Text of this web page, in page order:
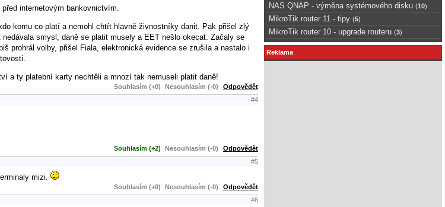
internetovým bankovnictvím.
komu co platí a nemohl chtít hlavně živnostníky danit. Pak přišel zlý
smysl, daně se platit musely a EET nešlo okecat. Začaly se
prohrál volby, přišel Fiala, elektronická evidence se zrušila a nastalo i
a ty platební karty nechtěli a mnozí tak nemuseli platit daně!
Souhlasím (+0) Nesouhlasím (-0) Odpovědět
#4
Souhlasím (+2) Nesouhlasím (-0) Odpovědět
#5
mizi.
Souhlasím (+0) Nesouhlasím (-0) Odpovědět
#6
NAS QNAP - výměna systémového disku (10)
MikroTik router 11 - tipy (5)
MikroTik router 10 - upgrade routeru (3)
Reklama